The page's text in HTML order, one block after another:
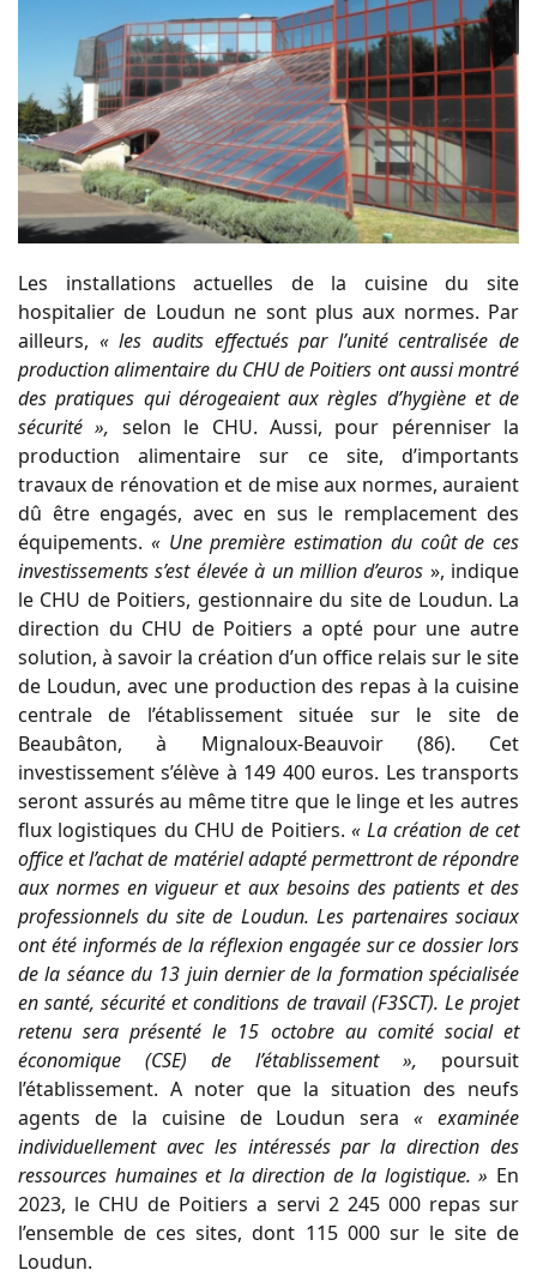
Les installations actuelles de la cuisine du site
hospitalier de Loudun ne sont plus aux normes. Par
ailleurs, « les audits effectués par l’unité centralisée de
production alimentaire du CHU de Poitiers ont aussi montré
des pratiques qui dérogeaient aux règles d’hygiène et de
sécurité », selon le CHU. Aussi, pour pérenniser la
production alimentaire sur ce site, d’importants
travaux de rénovation et de mise aux normes, auraient
dû être engagés, avec en sus le remplacement des
équipements. « Une première estimation du coût de ces
investissements s’est élevée à un million d’euros », indique
le CHU de Poitiers, gestionnaire du site de Loudun. La
direction du CHU de Poitiers a opté pour une autre
solution, à savoir la création d’un office relais sur le site
de Loudun, avec une production des repas à la cuisine
centrale de l’établissement située sur le site de
Beaubâton, à Mignaloux-Beauvoir (86). Cet
investissement s’élève à 149 400 euros. Les transports
seront assurés au même titre que le linge et les autres
flux logistiques du CHU de Poitiers. « La création de cet
office et l’achat de matériel adapté permettront de répondre
aux normes en vigueur et aux besoins des patients et des
professionnels du site de Loudun. Les partenaires sociaux
ont été informés de la réflexion engagée sur ce dossier lors
de la séance du 13 juin dernier de la formation spécialisée
en santé, sécurité et conditions de travail (F3SCT). Le projet
retenu sera présenté le 15 octobre au comité social et
économique (CSE) de l’établissement », poursuit
l’établissement. A noter que la situation des neufs
agents de la cuisine de Loudun sera« examinée
individuellement avec les intéressés par la direction des
ressources humaines et la direction de la logistique. » En
2023, le CHU de Poitiers a servi 2 245 000 repas sur
l’ensemble de ces sites, dont 115 000 sur le site de
Loudun.